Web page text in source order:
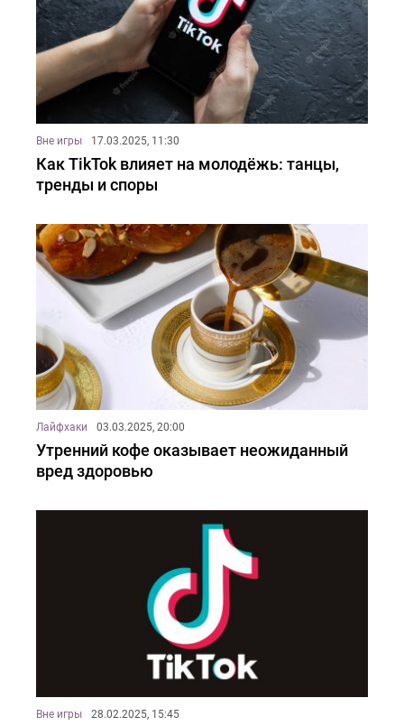
Вне игры 17.03.2025, 11:30
Как TikTok влияет на молодёжь: танцы,
тренды и споры
Лайфхаки 03.03.2025, 20:00
Утренний кофе оказывает неожиданный
вред здоровью
Вне игры 28.02.2025, 15:45